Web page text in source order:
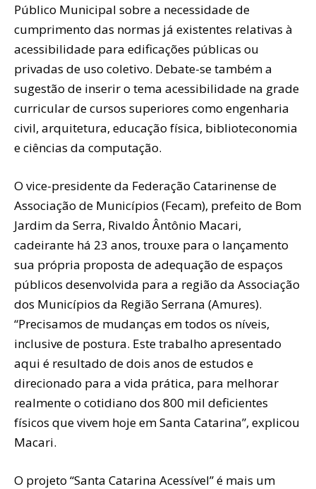
Público Municipal sobre a necessidade de
cumprimento das normas já existentes relativas à
acessibilidade para edificações públicas ou
privadas de uso coletivo. Debate-se também a
sugestão de inserir o tema acessibilidade na grade
curricular de cursos superiores como engenharia
civil, arquitetura, educação física, biblioteconomia
e ciências da computação.
O vice-presidente da Federação Catarinense de
Associação de Municípios (Fecam), prefeito de Bom
Jardim da Serra, Rivaldo Ântônio Macari,
cadeirante há 23 anos, trouxe para o lançamento
sua própria proposta de adequação de espaços
públicos desenvolvida para a região da Associação
dos Municípios da Região Serrana (Amures).
“Precisamos de mudanças em todos os níveis,
inclusive de postura. Este trabalho apresentado
aqui é resultado de dois anos de estudos e
direcionado para a vida prática, para melhorar
realmente o cotidiano dos 800 mil deficientes
físicos que vivem hoje em Santa Catarina”, explicou
Macari.
O projeto “Santa Catarina Acessível” é mais um